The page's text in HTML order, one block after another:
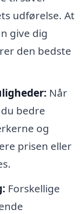
udførelse. At
give dig
den bedste
Når
bedre
og
prisen eller
Forskellige